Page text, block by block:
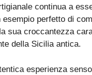
continua a
esempio perfetto di
sua croccantezza
della Sicilia antica.
esperienza